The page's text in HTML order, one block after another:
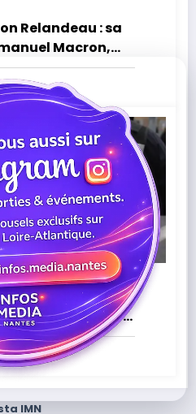
Relandeau : sa
Macron,
pour sauver la
appelle à la
arnaques en
IMN